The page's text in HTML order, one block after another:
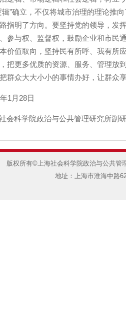
”确立，不仅将城市治理的理论推
指明了方向。要坚持党的领导，发
参与权、监督权，鼓励企业和市民
价值取向，坚持民有所呼、我有所
把更多优质的资源、服务、管理放
群众大大小小的事情办好，让群众
年1月28日
会科学院政治与公共管理研究所副
版权所有©上海社会科学院政治与公共管
地址：上海市淮海中路